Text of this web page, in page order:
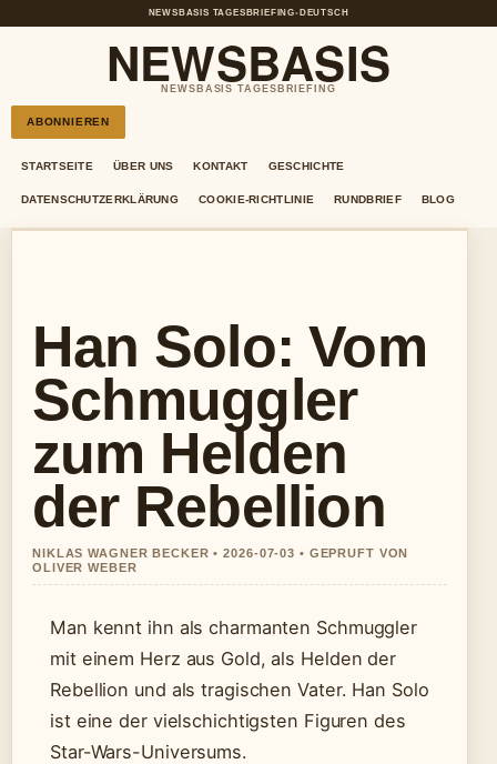
NEWSBASIS TAGESBRIEFING• DEUTSCH
NEWSBASIS
NEWSBASIS TAGESBRIEFING
ABONNIEREN
STARTSEITE ÜBER UNS KONTAKT GESCHICHTE
DATENSCHUTZERKLÄRUNG COOKIE-RICHTLINIE RUNDBRIEF BLOG
Han Solo: Vom
Schmuggler
zum Helden
der Rebellion
NIKLAS WAGNER BECKER • 2026-07-03 • GEPRUFT VON
OLIVER WEBER
Man kennt ihn als charmanten Schmuggler
mit einem Herz aus Gold, als Helden der
Rebellion und als tragischen Vater. Han Solo
ist eine der vielschichtigsten Figuren des
Star-Wars-Universums.